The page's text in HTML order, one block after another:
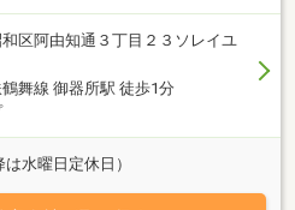
区阿由知通３丁目２３ソレイユ
舞線 御器所駅 徒歩1分
水曜日定休日）